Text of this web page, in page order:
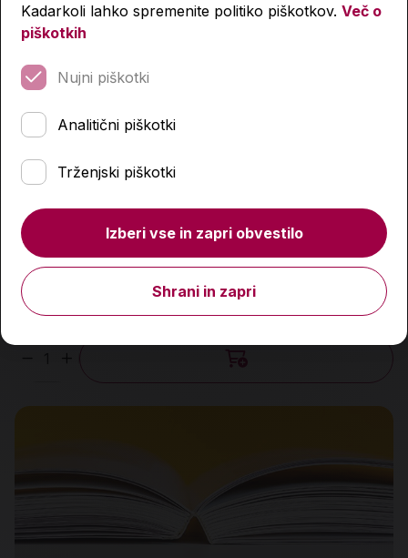
Kako pričaramo božič
6,50 €
19. 8. 2026*
Kadarkoli lahko spremenite politiko piškotkov. Več o
piškotkih
Nujni piškotki
Analitični piškotki
Trženjski piškotki
Izberi vse in zapri obvestilo
Shrani in zapri